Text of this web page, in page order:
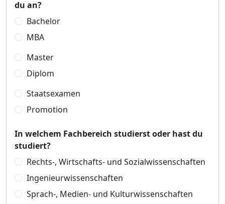
du an?
Bachelor
MBA
Master
Diplom
Staatsexamen
Promotion
In welchem Fachbereich studierst oder hast du
studiert?
Rechts-, Wirtschafts- und Sozialwissenschaften
Ingenieurwissenschaften
Sprach-, Medien- und Kulturwissenschaften